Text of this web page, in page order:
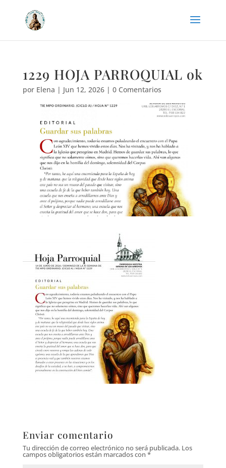
1229 HOJA PARROQUIAL ok
por Elena | Jun 12, 2026| 0 Comentarios
Enviar comentario
Tu dirección de correo electrónico no será publicada. Los
campos obligatorios están marcados con *